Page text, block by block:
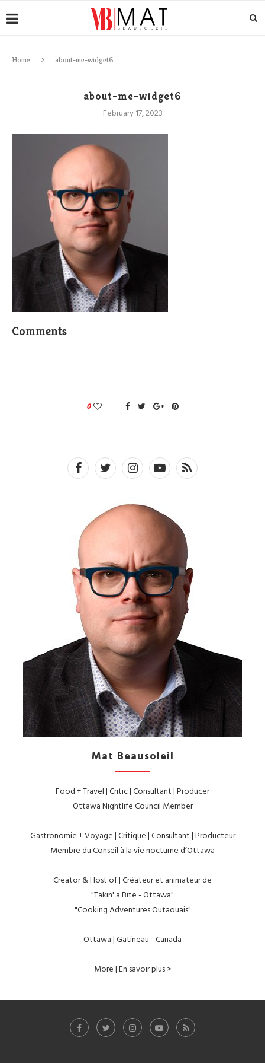
Home about-me-widget6
about-me-widget6
February 17, 2023
Comments
0
Mat Beausoleil
Food + Travel | Critic | Consultant | Producer
Ottawa Nightlife Council Member
Gastronomie + Voyage | Critique | Consultant | Producteur
Membre du Conseil à la vie nocturne d’Ottawa
Creator & Host of | Créateur et animateur de
"Takin' a Bite - Ottawa"
"Cooking Adventures Outaouais"
Ottawa | Gatineau - Canada
More | En savoir plus >